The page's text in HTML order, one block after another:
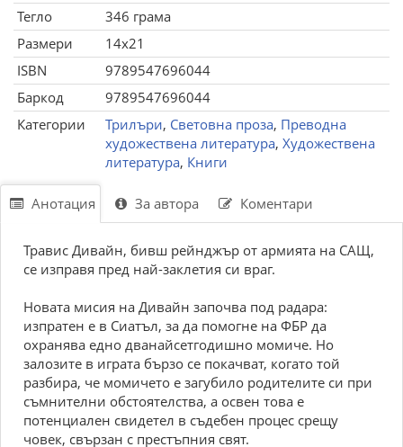
Тегло
346 грама
Размери
14x21
ISBN
9789547696044
Баркод
9789547696044
Категории
Трилъри, Световна проза, Преводна
художествена литература, Художествена
литература, Книги
Анотация За автора Коментари
Травис Дивайн, бивш рейнджър от армията на САЩ,
се изправя пред най-заклетия си враг.
Новата мисия на Дивайн започва под радара:
изпратен е в Сиатъл, за да помогне на ФБР да
охранява едно дванайсетгодишно момиче. Но
залозите в играта бързо се покачват, когато той
разбира, че момичето е загубило родителите си при
съмнителни обстоятелства, а освен това е
потенциален свидетел в съдебен процес срещу
човек, свързан с престъпния свят.